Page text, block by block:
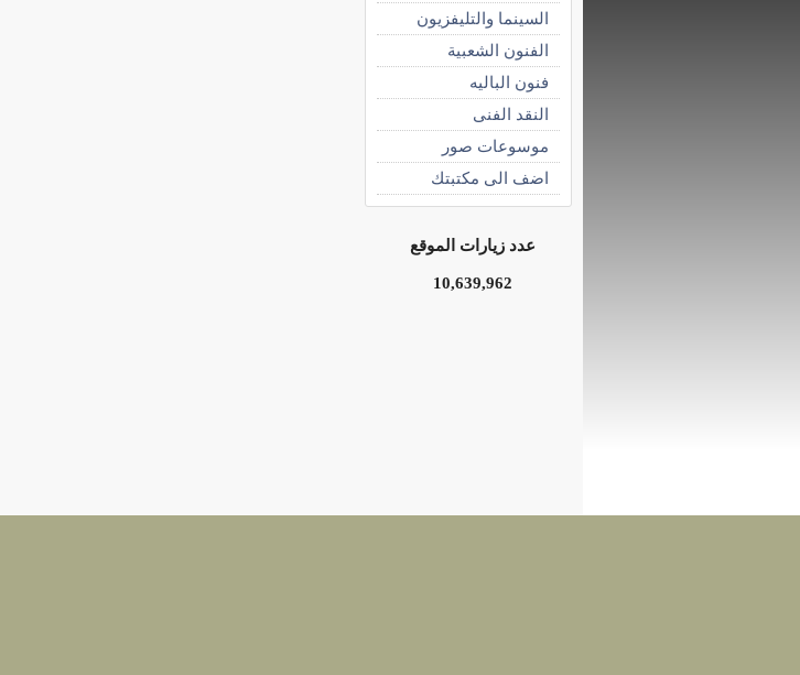
السينما والتليفزيون
الفنون الشعبية
فنون الباليه
النقد الفنى
موسوعات صور
اضف الى مكتبتك
عدد زيارات الموقع
10,639,962